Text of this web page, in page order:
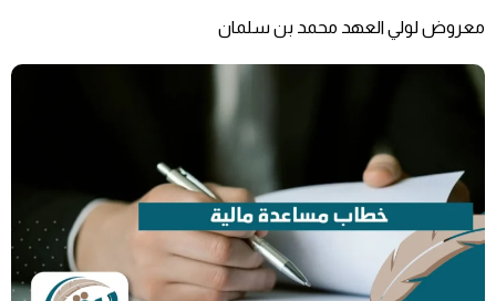
معروض لولي العهد محمد بن سلمان